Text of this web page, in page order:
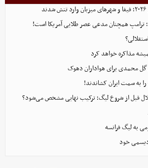
ترامپ همچنان مدعی عصر طلایی آمریکا است!
مذاکره خواهد کرد
گل محمدی برای هواداران دهوک
به سمت ایران کشاندند!
قبل از شروع لیگ؛ ترکیب نهایی مشخص می‌شود؟
به لیگ فرانسه
خود